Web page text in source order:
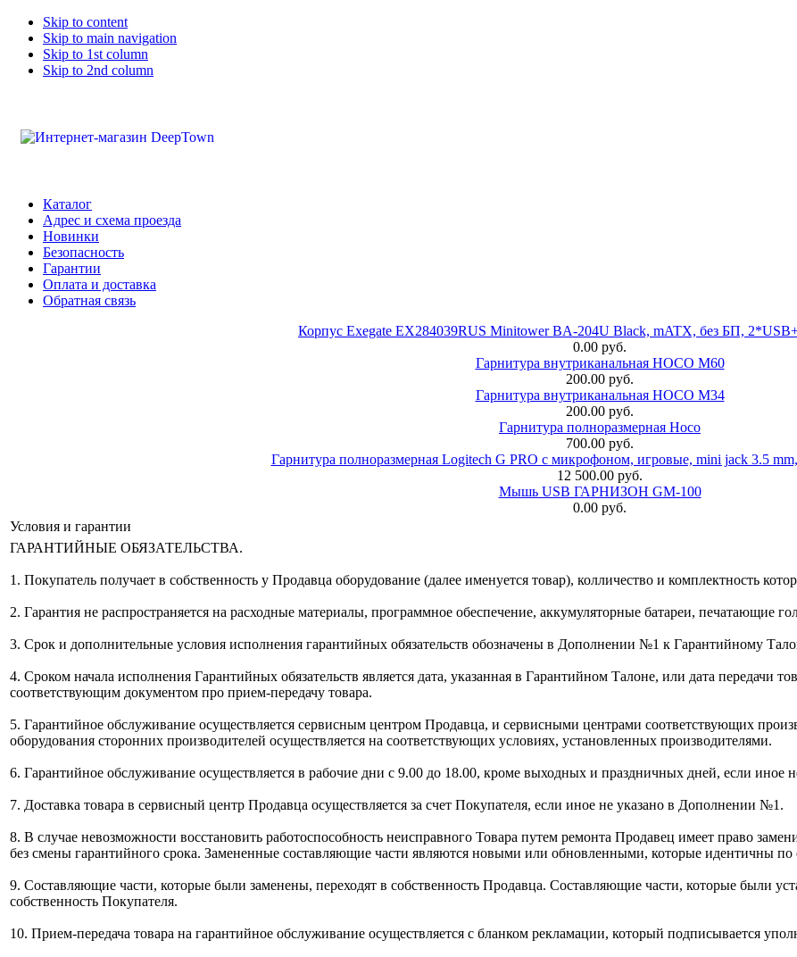
Skip to content
Skip to main navigation
Skip to 1st column
Skip to 2nd column
Каталог
Адрес и схема проезда
Новинки
Безопасность
Гарантии
Оплата и доставка
Обратная связь
Корпус Exegate EX284039RUS Minitower BA-204U Black, mATX, без БП,
0.00 руб.
Гарнитура внутриканальная HOCO M60
200.00 руб.
Гарнитура внутриканальная HOCO M34
200.00 руб.
Гарнитура полноразмерная Hoco
700.00 руб.
Гарнитура полноразмерная Logitech G PRO с микрофоном, игровые, mini jack 3.5
12 500.00 руб.
Мышь USB ГАРНИЗОН GM-100
0.00 руб.
Условия и гарантии
ГАРАНТИЙНЫЕ ОБЯЗАТЕЛЬСТВА.
1. Покупатель получает в собственность у Продавца оборудование (далее именуется товар), колличество и комплектность
2. Гарантия не распространяется на расходные материалы, программное обеспечение, аккумуляторные батареи, печатающие
3. Срок и дополнительные условия исполнения гарантийных обязательств обозначены в Дополнении №1 к Гарантийному
4. Сроком начала исполнения Гарантийных обязательств является дата, указанная в Гарантийном Талоне, или дата передачи
соответствующим документом про прием-передачу товара.
5. Гарантийное обслуживание осуществляется сервисным центром Продавца, и сервисными центрами соответствующих
оборудования сторонних производителей осуществляется на соответствующих условиях, установленных производителями.
6. Гарантийное обслуживание осуществляется в рабочие дни с 9.00 до 18.00, кроме выходных и праздничных дней, если иное
7. Доставка товара в сервисный центр Продавца осуществляется за счет Покупателя, если иное не указано в Дополнении №1.
8. В случае невозможности восстановить работоспособность неисправного Товара путем ремонта Продавец имеет право
без смены гарантийного срока. Замененные составляющие части являются новыми или обновленными, которые идентичны
9. Составляющие части, которые были заменены, переходят в собственность Продавца. Составляющие части, которые были
собственность Покупателя.
10. Прием-передача товара на гарантийное обслуживание осуществляется с бланком рекламации, который подписывается